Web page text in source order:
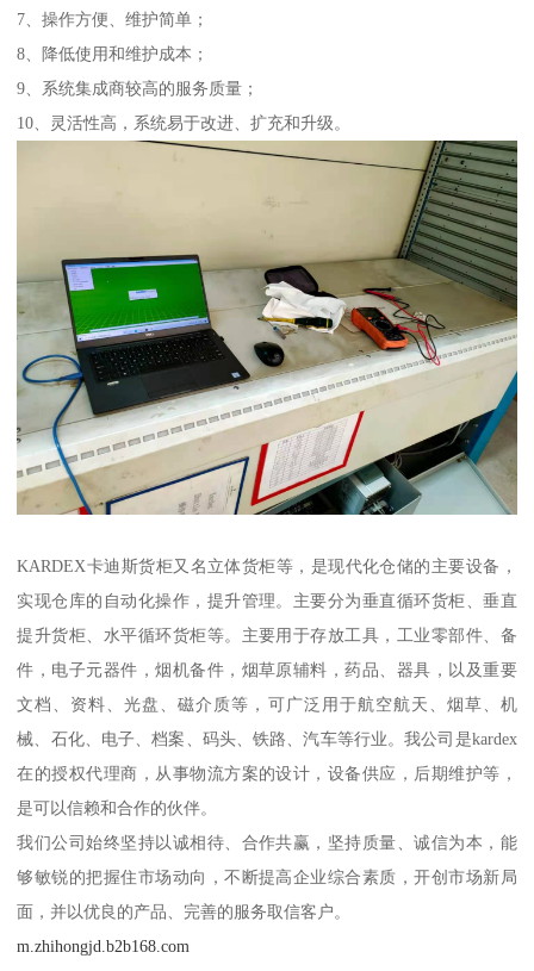
7、操作方便、维护简单；
8、降低使用和维护成本；
9、系统集成商较高的服务质量；
10、灵活性高，系统易于改进、扩充和升级。
KARDEX卡迪斯货柜又名立体货柜等，是现代化仓储的主要设备，
实现仓库的自动化操作，提升管理。主要分为垂直循环货柜、垂直
提升货柜、水平循环货柜等。主要用于存放工具，工业零部件、备
件，电子元器件，烟机备件，烟草原辅料，药品、器具，以及重要
文档、资料、光盘、磁介质等，可广泛用于航空航天、烟草、机
械、石化、电子、档案、码头、铁路、汽车等行业。我公司是kardex
在的授权代理商，从事物流方案的设计，设备供应，后期维护等，
是可以信赖和合作的伙伴。
我们公司始终坚持以诚相待、合作共赢，坚持质量、诚信为本，能
够敏锐的把握住市场动向，不断提高企业综合素质，开创市场新局
面，并以优良的产品、完善的服务取信客户。
m.zhihongjd.b2b168.com